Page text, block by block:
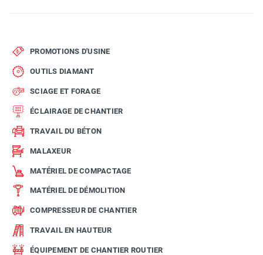
PROMOTIONS D'USINE
OUTILS DIAMANT
SCIAGE ET FORAGE
ÉCLAIRAGE DE CHANTIER
TRAVAIL DU BÉTON
MALAXEUR
MATÉRIEL DE COMPACTAGE
MATÉRIEL DE DÉMOLITION
COMPRESSEUR DE CHANTIER
TRAVAIL EN HAUTEUR
ÉQUIPEMENT DE CHANTIER ROUTIER